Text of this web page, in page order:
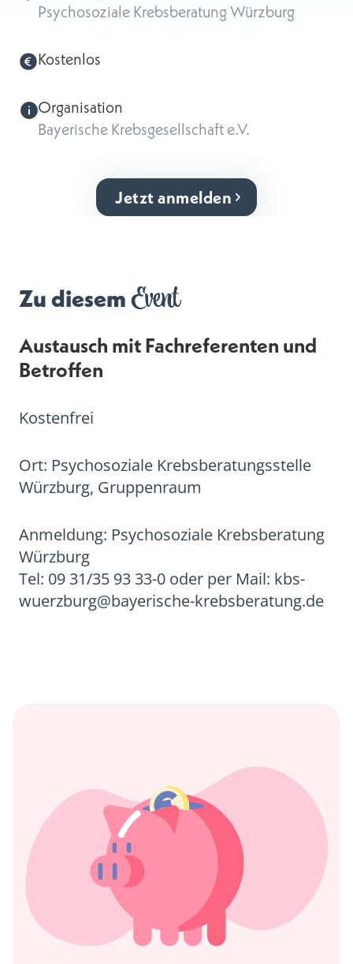
Psychosoziale Krebsberatung Würzburg
Kostenlos
Organisation
Bayerische Krebsgesellschaft e.V.
Jetzt anmelden
Zu diesemEvent
Austausch mit Fachreferenten und
Betroffen
Kostenfrei
Ort: Psychosoziale Krebsberatungsstelle
Würzburg, Gruppenraum
Anmeldung: Psychosoziale Krebsberatung
Würzburg
Tel: 09 31/35 93 33-0 oder per Mail: kbs-
wuerzburg@bayerische-krebsberatung.de